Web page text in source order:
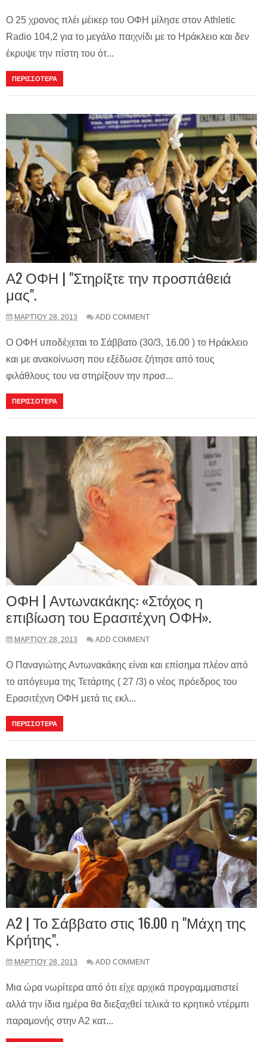
Ο 25 χρονος πλέι μέικερ του ΟΦΗ μίλησε στον Athletic
Radio 104,2 για το μεγάλο παιχνίδι με το Ηράκλειο και δεν
έκρυψε την πίστη του ότ...
ΠΕΡΙΣΣΟΤΕΡΑ
Α2 ΟΦΗ | "Στηρίξτε την προσπάθειά
μας".
ΜΑΡΤΊΟΥ 28, 2013 ADD COMMENT
O ΟΦΗ υποδέχεται το Σάββατο (30/3, 16.00 ) το Ηράκλειο
και με ανακοίνωση που εξέδωσε ζήτησε από τους
φιλάθλους του να στηρίξουν την προσ...
ΠΕΡΙΣΣΟΤΕΡΑ
ΟΦΗ | Αντωνακάκης: «Στόχος η
επιβίωση του Ερασιτέχνη ΟΦΗ».
ΜΑΡΤΊΟΥ 28, 2013 ADD COMMENT
Ο Παναγιώτης Αντωνακάκης είναι και επίσημα πλέον από
το απόγευμα της Τετάρτης ( 27 /3) ο νέος πρόεδρος του
Ερασιτέχνη ΟΦΗ μετά τις εκλ...
ΠΕΡΙΣΣΟΤΕΡΑ
Α2 | Το Σάββατο στις 16.00 η "Μάχη της
Κρήτης".
ΜΑΡΤΊΟΥ 28, 2013 ADD COMMENT
Μια ώρα νωρίτερα από ότι είχε αρχικά προγραμματιστεί
αλλά την ίδια ημέρα θα διεξαχθεί τελικά το κρητικό ντέρμπι
παραμονής στην Α2 κατ...